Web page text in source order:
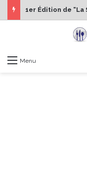
Menu